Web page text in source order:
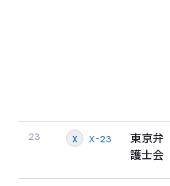
23 X X-23
東京弁
護士会